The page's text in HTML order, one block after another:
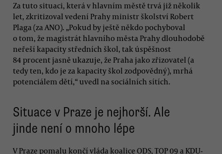
Za tuto situaci, která v hlavním městě trvá již několik
let, zkritizoval vedení Prahy ministr školství Robert
Plaga (za ANO). „Pokud by ještě někdo pochyboval
o tom, že magistrát hlavního města Prahy dlouhodobě
neřeší kapacity středních škol, tak úspěšnost
84 procent jasně ukazuje, že Praha jako zřizovatel (a
tedy ten, kdo je za kapacity škol zodpovědný), mrhá
potenciálem dětí,“ uvedl na sociálních sítích.
Situace v Praze je nejhorší. Ale
jinde není o mnoho lépe
V Praze pomalu končí vláda koalice ODS, TOP 09 a KDU-